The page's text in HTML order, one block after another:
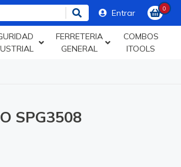
Entrar 0
FERRETERIA
GENERAL
COMBOS
ITOOLS
SPG3508